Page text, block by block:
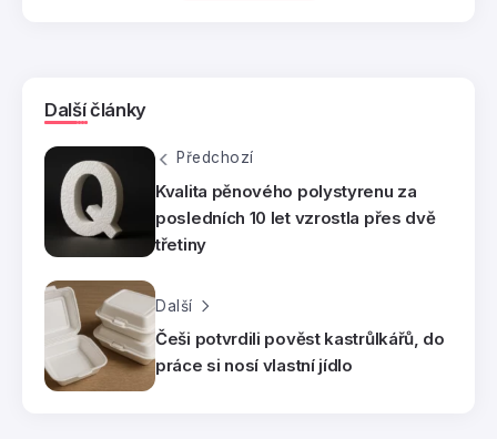
Další články
Předchozí
Kvalita pěnového polystyrenu za
posledních 10 let vzrostla přes dvě
třetiny
Další
Češi potvrdili pověst kastrůlkářů, do
práce si nosí vlastní jídlo